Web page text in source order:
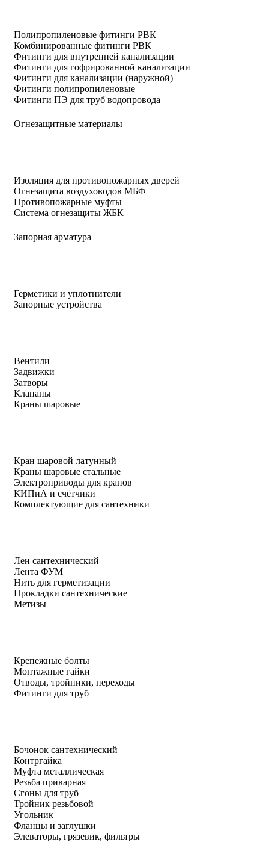
Полипропиленовые фитинги РВК
Комбинированные фитинги РВК
Фитинги для внутренней канализации
Фитинги для гофрированной канализации
Фитинги для канализации (наружной)
Фитинги полипропиленовые
Фитинги ПЭ для труб водопровода
Огнезащитные материалы
Изоляция для противопожарных дверей
Огнезащита воздуховодов МБФ
Противопожарные муфты
Система огнезащиты ЖБК
Запорная арматура
Герметики и уплотнители
Запорные устройства
Вентили
Задвижки
Затворы
Клапаны
Краны шаровые
Кран шаровой латунный
Краны шаровые стальные
Электроприводы для кранов
КИПиА и счётчики
Комплектующие для сантехники
Лен сантехнический
Лента ФУМ
Нить для герметизации
Прокладки сантехнические
Метизы
Крепежные болты
Монтажные гайки
Отводы, тройники, переходы
Фитинги для труб
Бочонок сантехнический
Контргайка
Муфта металлическая
Резьба приварная
Сгоны для труб
Тройник резьбовой
Угольник
Фланцы и заглушки
Элеваторы, грязевик, фильтры